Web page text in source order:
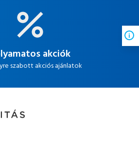
akciók
szabott akciós ajánlatok